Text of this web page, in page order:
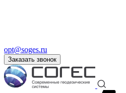
opt@soges.ru
Заказать звонок